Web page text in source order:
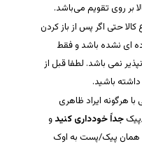
حتی اگر پس از باز کردن
ای نشده باشد و فقط
نمی باشد. لطفا قبل از
باشید.
با هرگونه ایراد ظاهری
جداً خودداری کنید و
همان پیک/پست به اوک